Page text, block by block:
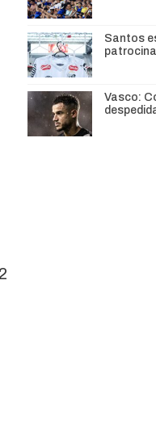
Santos
Vasco: